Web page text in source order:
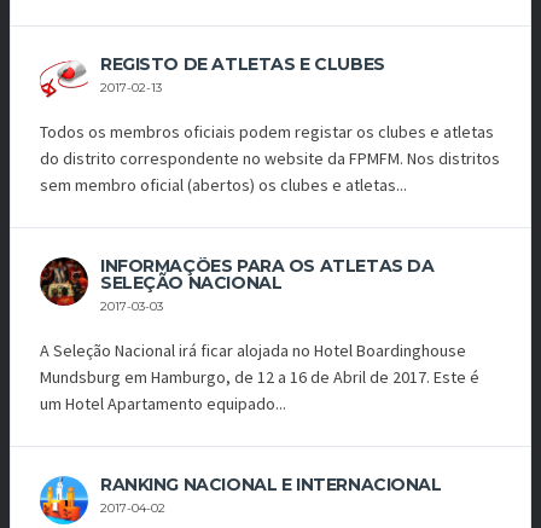
REGISTO DE ATLETAS E CLUBES
2017-02-13
Todos os membros oficiais podem registar os clubes e atletas
do distrito correspondente no website da FPMFM. Nos distritos
sem membro oficial (abertos) os clubes e atletas...
INFORMAÇÕES PARA OS ATLETAS DA
SELEÇÃO NACIONAL
2017-03-03
A Seleção Nacional irá ficar alojada no Hotel Boardinghouse
Mundsburg em Hamburgo, de 12 a 16 de Abril de 2017. Este é
um Hotel Apartamento equipado...
RANKING NACIONAL E INTERNACIONAL
2017-04-02